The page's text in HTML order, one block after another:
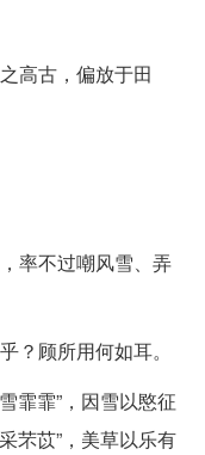
高古，偏放于田
率不过嘲风雪、弄
？顾所用何如耳。
霏霏”，因雪以愍征
芣苡”，美草以乐有